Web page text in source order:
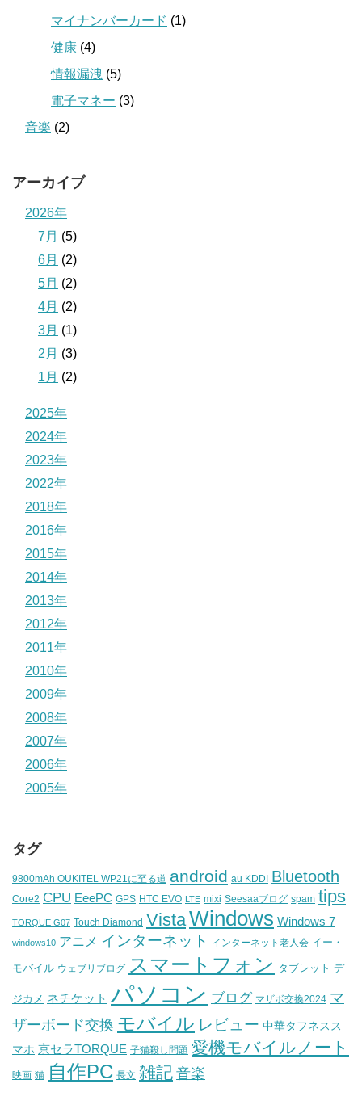
マイナンバーカード (1)
健康 (4)
情報漏洩 (5)
電子マネー (3)
音楽 (2)
アーカイブ
2026年
7月 (5)
6月 (2)
5月 (2)
4月 (2)
3月 (1)
2月 (3)
1月 (2)
2025年
2024年
2023年
2022年
2018年
2016年
2015年
2014年
2013年
2012年
2011年
2010年
2009年
2008年
2007年
2006年
2005年
タグ
9800mAh OUKITEL WP21に至る道 android au KDDI Bluetooth
Core2 CPU EeePC GPS HTC EVO LTE mixi Seesaaブログ spam tips
TORQUE G07 Touch Diamond VistaWindows Windows 7
windows10 アニメ インターネット インターネット老人会 イー・
モバイル ウェブリブログ スマートフォン タブレット デ
ジカメ ネチケット パソコン ブログ マザボ交換2024 マ
ザーボード交換 モバイル レビュー 中華タフネスス
マホ 京セラTORQUE 子猫殺し問題 愛機モバイルノート
映画 猫 自作PC 長文 雑記 音楽